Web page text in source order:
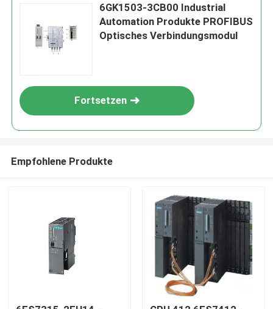
6GK1503-3CB00 Industrial
Automation Produkte PROFIBUS
Optisches Verbindungsmodul
Fortsetzen
Empfohlene Produkte